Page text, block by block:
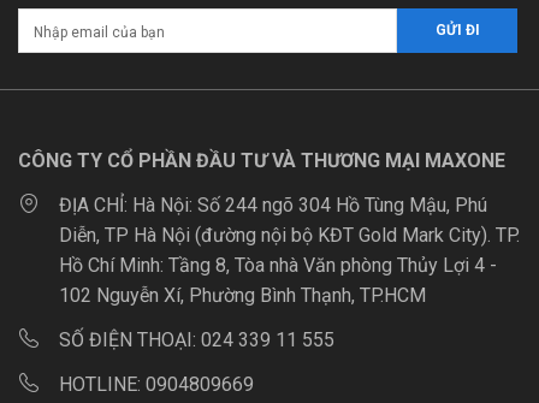
CÔNG TY CỔ PHẦN ĐẦU TƯ VÀ THƯƠNG MẠI MAXONE
ĐỊA CHỈ: Hà Nội: Số 244 ngõ 304 Hồ Tùng Mậu, Phú
Diễn, TP Hà Nội (đường nội bộ KĐT Gold Mark City). TP.
Hồ Chí Minh: Tầng 8, Tòa nhà Văn phòng Thủy Lợi 4 -
102 Nguyễn Xí, Phường Bình Thạnh, TP.HCM
SỐ ĐIỆN THOẠI: 024 339 11 555
HOTLINE: 0904809669